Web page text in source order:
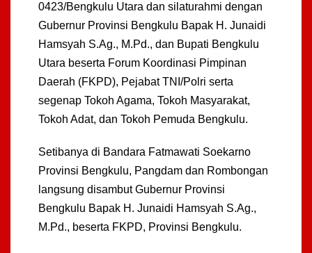
0423/Bengkulu Utara dan silaturahmi dengan
Gubernur Provinsi Bengkulu Bapak H. Junaidi
Hamsyah S.Ag., M.Pd., dan Bupati Bengkulu
Utara beserta Forum Koordinasi Pimpinan
Daerah (FKPD), Pejabat TNI/Polri serta
segenap Tokoh Agama, Tokoh Masyarakat,
Tokoh Adat, dan Tokoh Pemuda Bengkulu.
Setibanya di Bandara Fatmawati Soekarno
Provinsi Bengkulu, Pangdam dan Rombongan
langsung disambut Gubernur Provinsi
Bengkulu Bapak H. Junaidi Hamsyah S.Ag.,
M.Pd., beserta FKPD, Provinsi Bengkulu.